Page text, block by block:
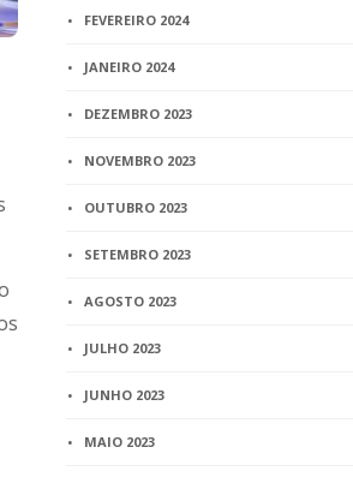
FEVEREIRO 2024
JANEIRO 2024
DEZEMBRO 2023
NOVEMBRO 2023
OUTUBRO 2023
SETEMBRO 2023
AGOSTO 2023
JULHO 2023
JUNHO 2023
MAIO 2023